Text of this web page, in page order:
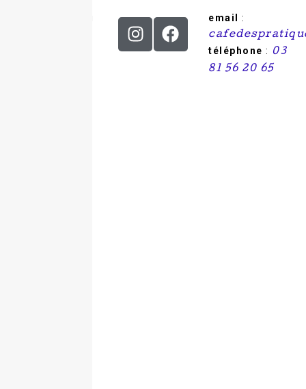
email
:
téléphone : 03
81 56 20 65